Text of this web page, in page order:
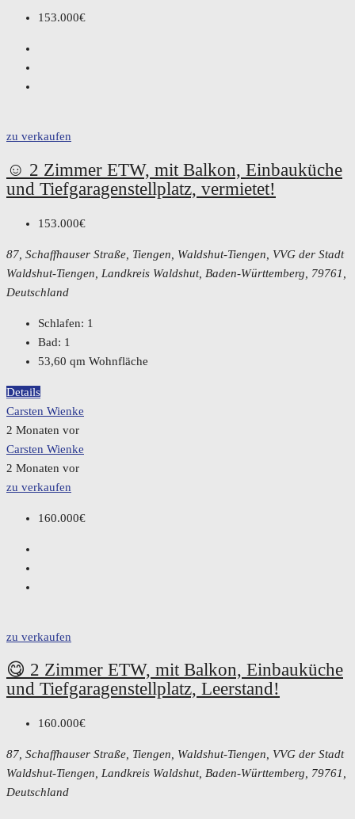
153.000€
zu verkaufen
☺️ 2 Zimmer ETW, mit Balkon, Einbauküche
und Tiefgaragenstellplatz, vermietet!
153.000€
87, Schaffhauser Straße, Tiengen, Waldshut-Tiengen, VVG der Stadt
Waldshut-Tiengen, Landkreis Waldshut, Baden-Württemberg, 79761,
Deutschland
Schlafen: 1
Bad: 1
53,60 qm Wohnfläche
Details
Carsten Wienke
2 Monaten vor
Carsten Wienke
2 Monaten vor
zu verkaufen
160.000€
zu verkaufen
😋 2 Zimmer ETW, mit Balkon, Einbauküche
und Tiefgaragenstellplatz, Leerstand!
160.000€
87, Schaffhauser Straße, Tiengen, Waldshut-Tiengen, VVG der Stadt
Waldshut-Tiengen, Landkreis Waldshut, Baden-Württemberg, 79761,
Deutschland